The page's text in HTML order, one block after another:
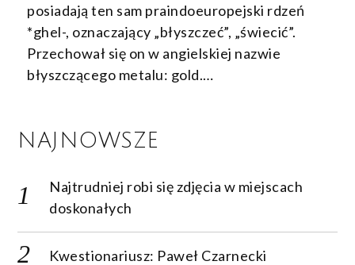
posiadają ten sam praindoeuropejski rdzeń
*ghel-, oznaczający „błyszczeć”, „świecić”.
Przechował się on w angielskiej nazwie
błyszczącego metalu: gold.…
NAJNOWSZE
Najtrudniej robi się zdjęcia w miejscach
doskonałych
Kwestionariusz: Paweł Czarnecki